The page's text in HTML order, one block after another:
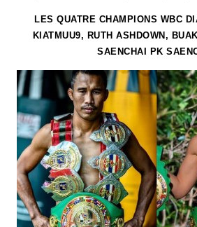
LES QUATRE CHAMPIONS WBC
KIATMUU9, RUTH ASHDOWN,
SAENCHAI PK